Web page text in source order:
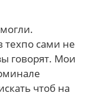
техпо сами не
говорят. Мои
чтоб на